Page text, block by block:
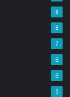
8
8
7
6
6
5